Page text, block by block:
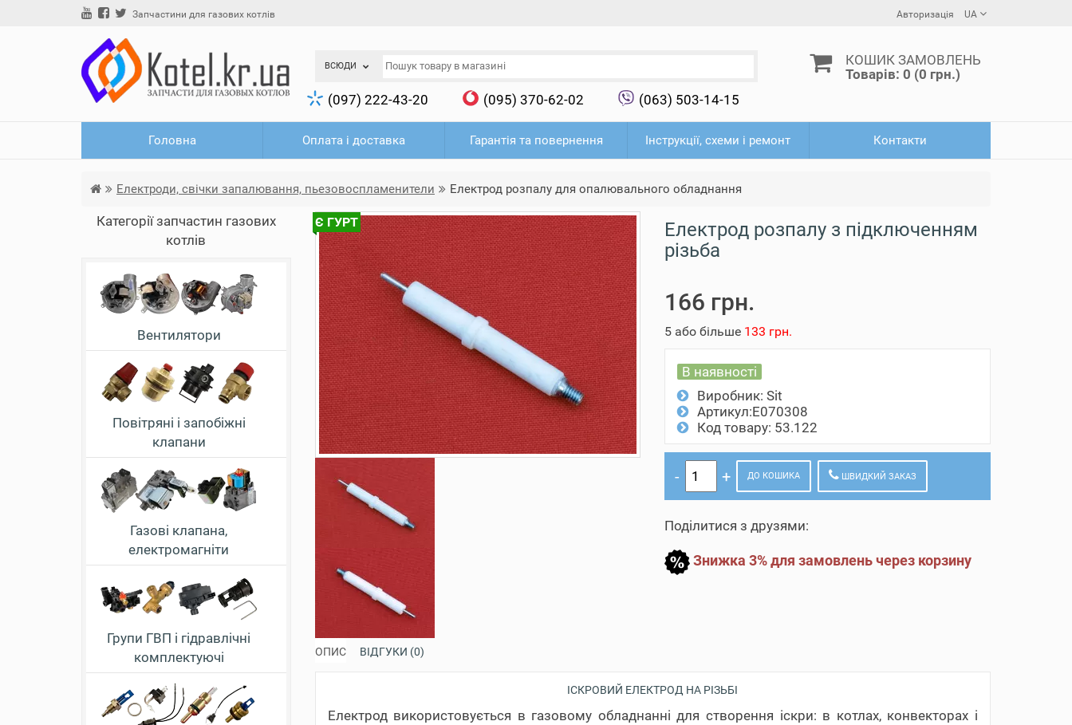
Запчастини для газових котлів Авторизація UA
ВСЮДИ
(097) 222-43-20 (095) 370-62-02 (063) 503-14-15
КОШИК ЗАМОВЛЕНЬ
Товарів: 0 (0 грн.)
Головна Оплата і доставка Гарантія та повернення Інструкції, схеми і ремонт Контакти
Електроди, свічки запалювання, пьезовоспламенители Електрод розпалу для опалювального обладнання
Категорії запчастин газових
котлів
Вентилятори
Повітряні і запобіжні
клапани
Газові клапана,
електромагніти
Групи ГВП і гідравлічні
комплектуючі
Є ГУРТ
Електрод розпалу з підключенням
різьба
166 грн.
5 або більше 133 грн.
В наявності
Виробник:Sit
Артикул:Е070308
Код товару: 53.122
ДО КОШИКА ШВИДКИЙ ЗАКАЗ
Поділитися з друзями:
Знижка 3% для замовлень через корзину
ОПИС ВІДГУКИ (0)
ІСКРОВИЙ ЕЛЕКТРОД НА РІЗЬБІ
Електрод використовується в газовому обладнанні для створення іскри: в котлах, конвекторах і